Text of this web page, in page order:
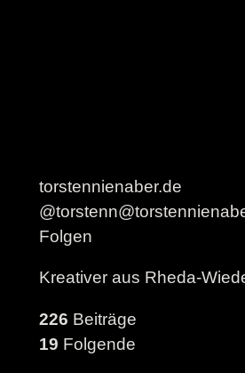
torstennienaber.de
Folgen
Kreativer aus Rheda-
226 Beiträge
19 Folgende